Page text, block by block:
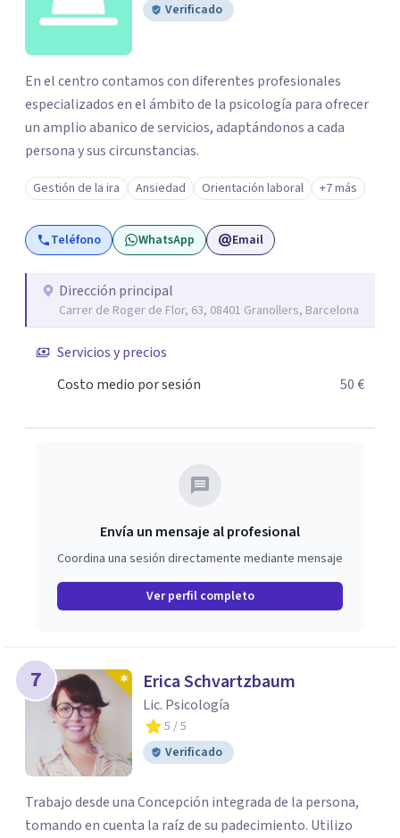
Verificado
En el centro contamos con diferentes profesionales
especializados en el ámbito de la psicología para ofrecer
un amplio abanico de servicios, adaptándonos a cada
persona y sus circunstancias.
Gestión de la ira Ansiedad Orientación laboral +7 más
Teléfono WhatsApp Email
Dirección principal
Carrer de Roger de Flor, 63, 08401 Granollers, Barcelona
Servicios y precios
Costo medio por sesión
50 €
Envía un mensaje al profesional
Coordina una sesión directamente mediante mensaje
Ver perfil completo
7 Erica Schvartzbaum
Lic. Psicología
5 / 5
Verificado
Trabajo desde una Concepción integrada de la persona,
tomando en cuenta la raíz de su padecimiento. Utilizo